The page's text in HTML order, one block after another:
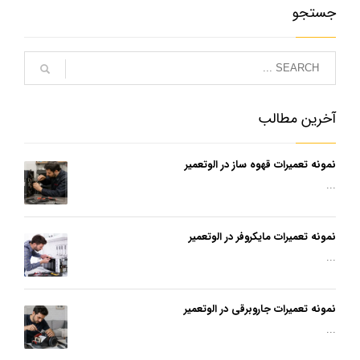
جستجو
آخرین مطالب
نمونه تعمیرات قهوه ساز در الوتعمیر
...
نمونه تعمیرات مایکروفر در الوتعمیر
...
نمونه تعمیرات جاروبرقی در الوتعمیر
...